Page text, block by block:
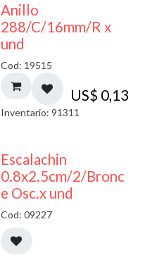
Anillo
288/C/16mm/R x
und
Cod: 19515
US$ 0,13
Inventario: 91311
Escalachin
0.8x2.5cm/2/Bronc
e Osc.x und
Cod: 09227